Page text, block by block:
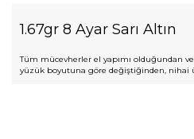
1.67gr 8 Ayar Sarı Altın
Tüm mücevherler el yapımı olduğundan
yüzük boyutuna göre değiştiğinden, nihai